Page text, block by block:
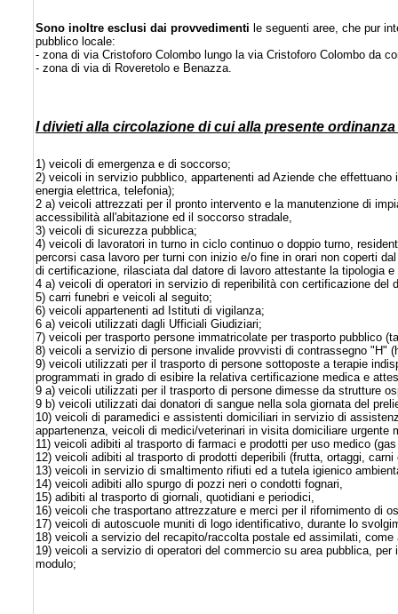
Sono inoltre esclusi dai provvedimenti le seguenti aree, che pur
pubblico locale:
- zona di via Cristoforo Colombo lungo la via Cristoforo Colombo da
- zona di via di Roveretolo e Benazza.
I divieti alla circolazione di cui alla presente
1) veicoli di emergenza e di soccorso;
2) veicoli in servizio pubblico, appartenenti ad Aziende che
energia elettrica, telefonia);
2 a) veicoli attrezzati per il pronto intervento e la manutenzione di
accessibilità all'abitazione ed il soccorso stradale,
3) veicoli di sicurezza pubblica;
4) veicoli di lavoratori in turno in ciclo continuo o doppio turno,
percorsi casa lavoro per turni con inizio e/o fine in orari non coperti
di certificazione, rilasciata dal datore di lavoro attestante la tipologia
4 a) veicoli di operatori in servizio di reperibilità con certificazione del
5) carri funebri e veicoli al seguito;
6) veicoli appartenenti ad Istituti di vigilanza;
6 a) veicoli utilizzati dagli Ufficiali Giudiziari;
7) veicoli per trasporto persone immatricolate per trasporto pubblico
8) veicoli a servizio di persone invalide provvisti di contrassegno "H"
9) veicoli utilizzati per il trasporto di persone sottoposte a terapie
programmati in grado di esibire la relativa certificazione medica e
9 a) veicoli utilizzati per il trasporto di persone dimesse da strutture
9 b) veicoli utilizzati dai donatori di sangue nella sola giornata del
10) veicoli di paramedici e assistenti domiciliari in servizio di
appartenenza, veicoli di medici/veterinari in visita domiciliare
11) veicoli adibiti al trasporto di farmaci e prodotti per uso medico
12) veicoli adibiti al trasporto di prodotti deperibili (frutta, ortaggi,
13) veicoli in servizio di smaltimento rifiuti ed a tutela igienico
14) veicoli adibiti allo spurgo di pozzi neri o condotti fognari,
15) adibiti al trasporto di giornali, quotidiani e periodici,
16) veicoli che trasportano attrezzature e merci per il rifornimento di
17) veicoli di autoscuole muniti di logo identificativo, durante lo
18) veicoli a servizio del recapito/raccolta postale ed assimilati,
19) veicoli a servizio di operatori del commercio su area pubblica,
modulo;